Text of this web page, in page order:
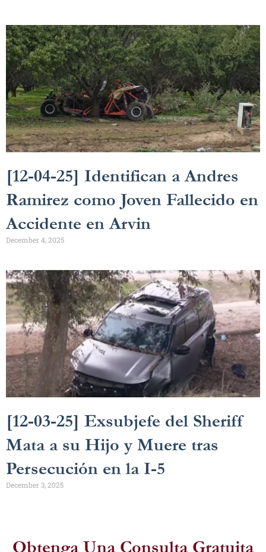
[12-04-25] Identifican a Andres
Ramirez como Joven Fallecido en
Accidente en Arvin
December 4, 2025
[12-03-25] Exsubjefe del Sheriff
Mata a su Hijo y Muere tras
Persecución en la I-5
December 3, 2025
Obtenga Una Consulta Gratuita